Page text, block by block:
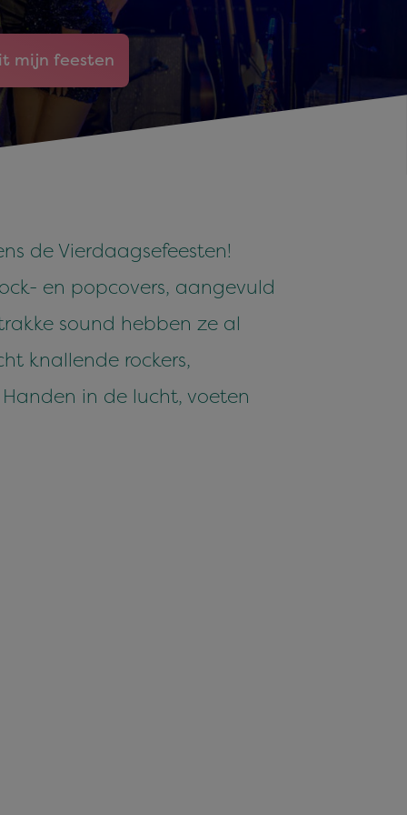
mijn feesten
de Vierdaagsefeesten!
en popcovers, aangevuld
sound hebben ze al
knallende rockers,
in de lucht, voeten